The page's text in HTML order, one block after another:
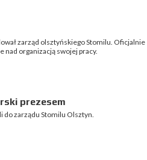
zarząd olsztyńskiego Stomilu. Oficjalnie
nad organizacją swojej pracy.
prezesem
do zarządu Stomilu Olsztyn.